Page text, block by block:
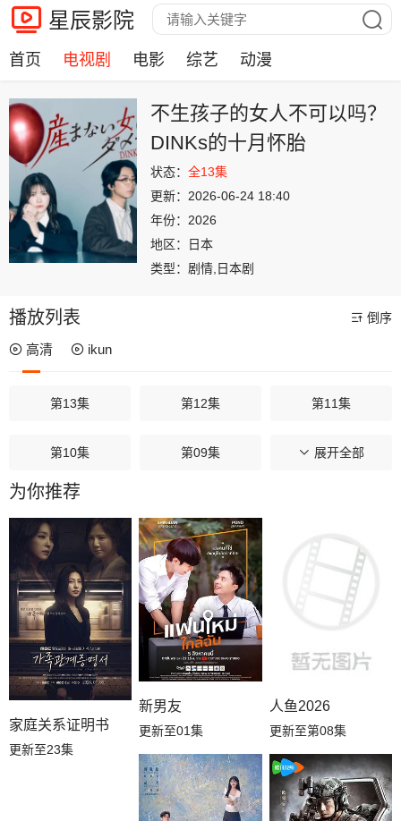
星辰影院
首页 电视剧 电影 综艺 动漫
不生孩子的女人不可以吗？
DINKs的十月怀胎
状态： 全13集
更新： 2026-06-24 18:40
年份： 2026
地区：
日本
类型： 剧情,日本剧
播放列表 倒序
高清 ikun
第13集 第12集 第11集
第10集 第09集 第08集
第07集
第04集 第03集
第01集
展开全部
为你推荐
家庭关系证明书
更新至23集
新男友
更新至01集
人鱼2026
更新至第08集